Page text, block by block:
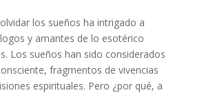
los sueños ha intrigado a
y amantes de lo esotérico
Los sueños han sido considerados
fragmentos de vivencias
espirituales. Pero ¿por qué, a